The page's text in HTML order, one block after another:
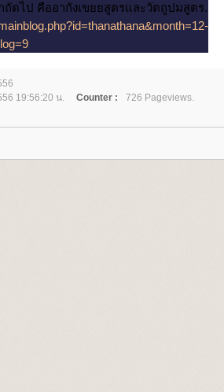
คืออากังเขยยสูตรและวัตถูปมสูตร.
19:56:20 น. Counter :
726 Pageviews.